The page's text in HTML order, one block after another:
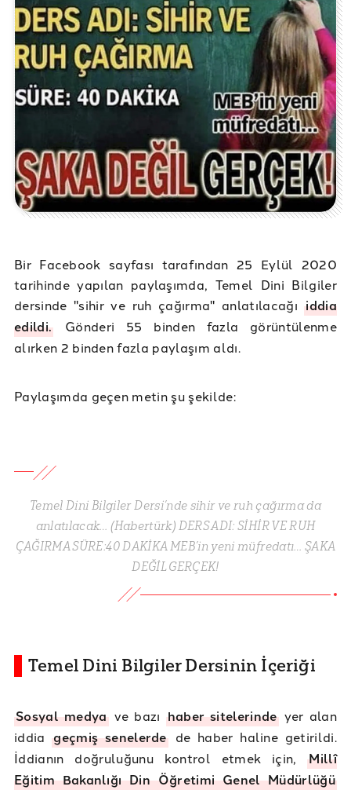
Bir Facebook sayfası tarafından 25 Eylül 2020
tarihinde yapılan paylaşımda, Temel Dini Bilgiler
dersinde "sihir ve ruh çağırma" anlatılacağıiddia
edildi. Gönderi 55 binden fazla görüntülenme
alırken 2 binden fazla paylaşım aldı.
Paylaşımda geçen metin şu şekilde:
Temel Dini Bilgiler Dersi’nde sihir ve ruh çağırma da
anlatılacak… (Habertürk) DERS ADI: SİHİR VE RUH
ÇAĞIRMA SÜRE:40 DAKİKA MEB’in yeni müfredatı… ŞAKA
DEĞİL GERÇEK!
Temel Dini Bilgiler Dersinin İçeriği
Sosyal medyave bazı haber sitelerindeyer alan
iddiageçmiş senelerdede haber haline getirildi.
İddianın doğruluğunu kontrol etmek için,Millî
Eğitim Bakanlığı Din Öğretimi Genel Müdürlüğü